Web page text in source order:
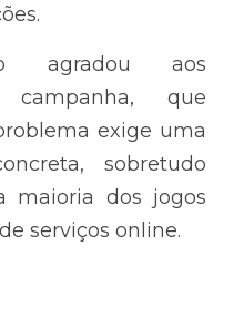
agradou aos
campanha, que
exige uma
sobretudo
maioria dos jogos
serviços online.